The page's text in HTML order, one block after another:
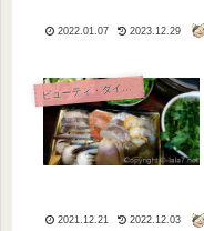
2022.01.07 2023.12.29
ビ
ューティ・ダイエット
2021.12.21 2022.12.03